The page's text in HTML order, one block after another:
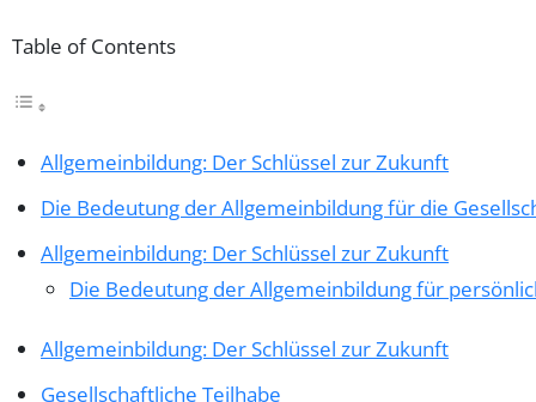
Table of Contents
Allgemeinbildung: Der Schlüssel zur Zukunft
Die Bedeutung der Allgemeinbildung für die
Allgemeinbildung: Der Schlüssel zur Zukunft
Die Bedeutung der Allgemeinbildung für
Allgemeinbildung: Der Schlüssel zur Zukunft
Gesellschaftliche Teilhabe